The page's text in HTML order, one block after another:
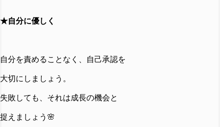
★自分に優しく
自分を責めることなく、自己承認を
大切にしましょう。
失敗しても、それは成長の機会と
捉えましょう🌸